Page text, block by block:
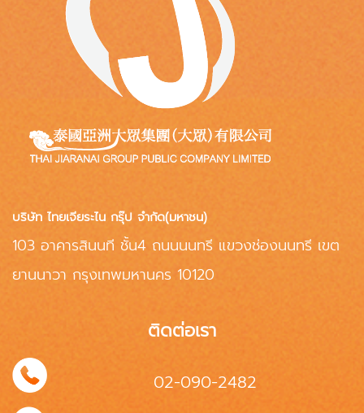
บริษัท ไทยเจียระไน กรุ๊ป จำกัด(มหาชน)
103 อาคารสินนที ชั้น4 ถนนนนทรี แขวงช่องนนทรี เขต
ยานนาวา กรุงเทพมหานคร 10120
ติดต่อเรา
02-090-2482